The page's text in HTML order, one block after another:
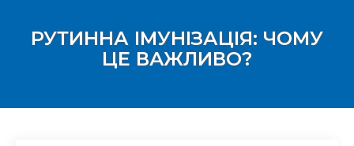
РУТИННА ІМУНІЗАЦІЯ: ЧОМУ
ЦЕ ВАЖЛИВО?